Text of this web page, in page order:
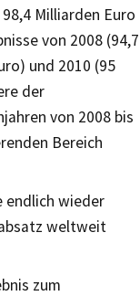
Milliarden Euro
von 2008 (94,7
und 2010 (95
der
von 2008 bis
Bereich
endlich wieder
weltweit
zum